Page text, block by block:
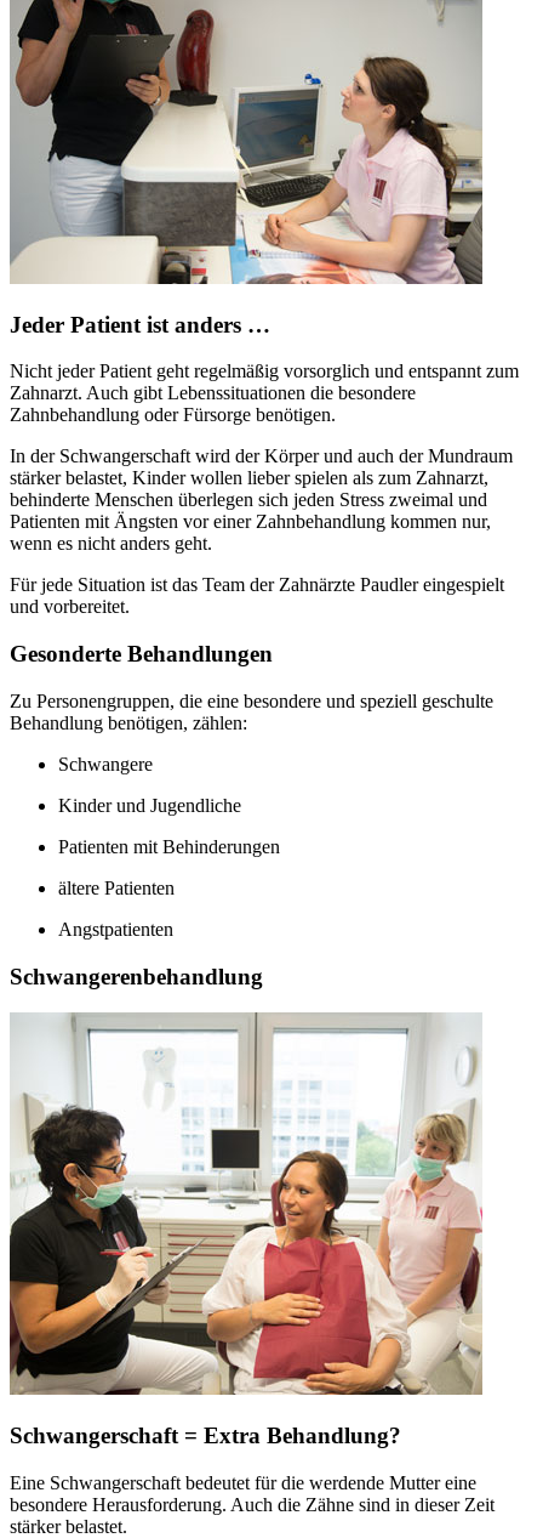
Jeder Patient ist anders …
Nicht jeder Patient geht regelmäßig vorsorglich und entspannt zum
Zahnarzt. Auch gibt Lebenssituationen die besondere
Zahnbehandlung oder Fürsorge benötigen.
In der Schwangerschaft wird der Körper und auch der Mundraum
stärker belastet, Kinder wollen lieber spielen als zum Zahnarzt,
behinderte Menschen überlegen sich jeden Stress zweimal und
Patienten mit Ängsten vor einer Zahnbehandlung kommen nur,
wenn es nicht anders geht.
Für jede Situation ist das Team der Zahnärzte Paudler eingespielt
und vorbereitet.
Gesonderte Behandlungen
Zu Personengruppen, die eine besondere und speziell geschulte
Behandlung benötigen, zählen:
Schwangere
Kinder und Jugendliche
Patienten mit Behinderungen
ältere Patienten
Angstpatienten
Schwangerenbehandlung
Schwangerschaft = Extra Behandlung?
Eine Schwangerschaft bedeutet für die werdende Mutter eine
besondere Herausforderung. Auch die Zähne sind in dieser Zeit
stärker belastet.